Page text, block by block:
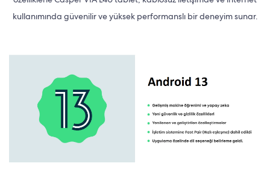
kullanımında güvenilir ve yüksek performanslı bir deneyim sunar.